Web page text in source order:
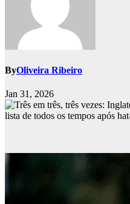
ByOliveira Ribeiro
Jan 31, 2026